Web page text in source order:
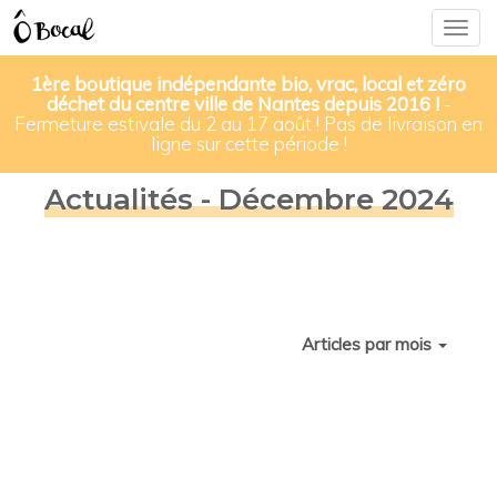
1ère boutique indépendante bio, vrac, local et zéro
déchet du centre ville de Nantes depuis 2016 ! -
Fermeture estivale du 2 au 17 août ! Pas de livraison en
ligne sur cette période !
Actualités - Décembre 2024
Articles par mois